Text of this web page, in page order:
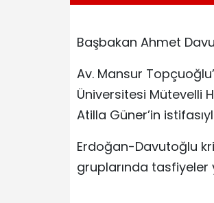
Başbakan Ahmet
Av. Mansur
Üniversitesi Mütevelli
Atilla Güner’in
Erdoğan-Davutoğlu
gruplarında tasfiyeler